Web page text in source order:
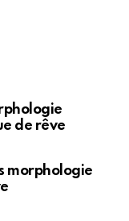
de rêve
morphologie